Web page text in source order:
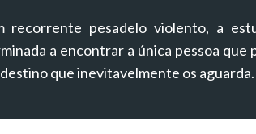
recorrente pesadelo violento, a
a encontrar a única pessoa que
que inevitavelmente os aguarda.